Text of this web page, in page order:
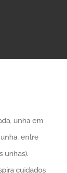
unha em
entre
unhas).
cuidados